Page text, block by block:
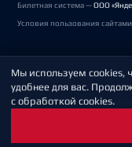
Билетная система —ООО
Условия пользования
Политика обработки
Пользовательское соглашение
Мы используем cookies,
удобнее для вас.
с обработкой cookies.